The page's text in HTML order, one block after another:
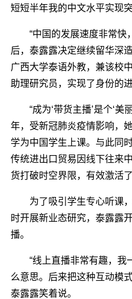
短短半年我的中文水平实现
“中国的发展速度非常快
后，泰露露决定继续留华深
广西大学泰语外教，兼该校
助理研究员，实现了身份的进
“成为‘带货主播’是个‘美
年，受新冠肺炎疫情影响，
学为中国学生上课。与此同
传统进出口贸易因线下往来
货打破时空界限，有效激活了
为了吸引学生专心听课，
时开展新业态研究，泰露露
播。
“线上直播非常有趣，我一
么意思。后来把这种互动模
泰露露笑着说。